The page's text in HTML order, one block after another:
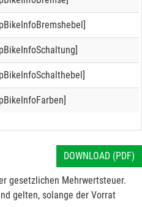
DOWNLOAD (PDF)
gesetzlichen Mehrwertsteuer.
gelten, solange der Vorrat